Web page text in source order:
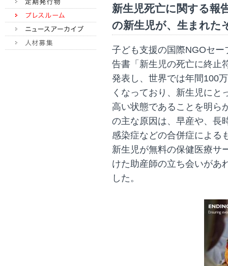
新生児死亡に関する報
の新生児が、生まれた
子ども支援の国際NGOセ
告書「新生児の死亡に終止
発表し、世界では年間100
くなっており、新生児にと
高い状態であることを明ら
の主な原因は、早産や、長
感染症などの合併症による
新生児が無料の保健医療サ
けた助産師の立ち会いがあ
した。